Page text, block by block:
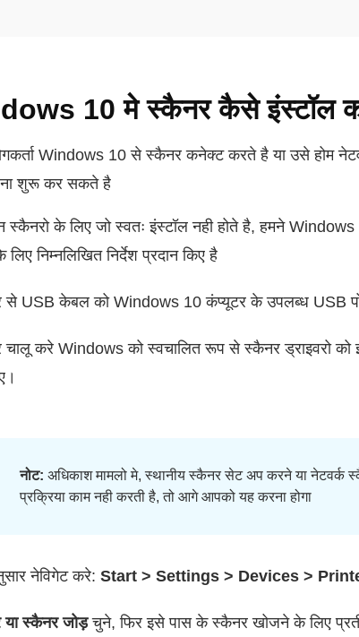
10 मे स्कैनर कैसे इंस्टॉल
Windows 10 से स्कैनर कनेक्ट करते है या उसे होम
शुरू कर सकते है
स्कैनरो के लिए जो स्वतः इंस्टॉल नही होते है, हमने
निम्नलिखित निर्देश प्रदान किए है
से USB केबल को Windows 10 कंप्यूटर के उपलब्ध USB
करे Windows को स्वचालित रूप से स्कैनर ड्राइवरो
नोट: अधिकाश मामलो मे, स्थानीय स्कैनर सेट अप करने या
प्रक्रिया काम नही करती है, तो आगे आपको यह करना होगा
नेविगेट करे: Start > Settings > Devices >
या स्कैनर जोड़चुने, फिर इसे पास के स्कैनर खोजने के लिए